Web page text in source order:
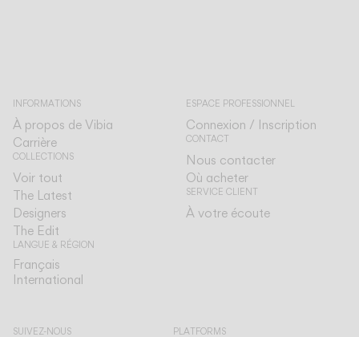
INFORMATIONS
À propos de Vibia
Carrière
COLLECTIONS
Voir tout
The Latest
Designers
The Edit
LANGUE & RÉGION
Français
International
ESPACE PROFESSIONNEL
Connexion / Inscription
CONTACT
Nous contacter
Où acheter
SERVICE CLIENT
À votre écoute
SUIVEZ-NOUS PLATFORMS